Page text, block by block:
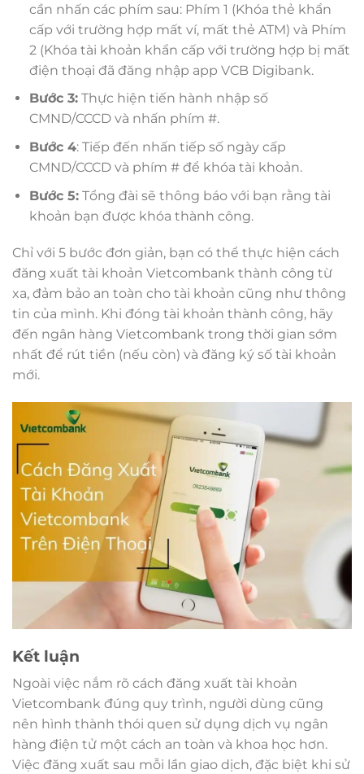
cần nhấn các phím sau: Phím 1 (Khóa thẻ khẩn
cấp với trường hợp mất ví, mất thẻ ATM) và Phím
2 (Khóa tài khoản khẩn cấp với trường hợp bị mất
điện thoại đã đăng nhập app VCB Digibank.
Bước 3:Thực hiện tiến hành nhập số
CMND/CCCD và nhấn phím #.
Bước 4: Tiếp đến nhấn tiếp số ngày cấp
CMND/CCCD và phím # để khóa tài khoản.
Bước 5:Tổng đài sẽ thông báo với bạn rằng tài
khoản bạn được khóa thành công.
Chỉ với 5 bước đơn giản, bạn có thể thực hiện cách
đăng xuất tài khoản Vietcombank thành công từ
xa, đảm bảo an toàn cho tài khoản cũng như thông
tin của mình. Khi đóng tài khoản thành công, hãy
đến ngân hàng Vietcombank trong thời gian sớm
nhất để rút tiền (nếu còn) và đăng ký số tài khoản
mới.
Kết luận
Ngoài việc nắm rõ cách đăng xuất tài khoản
Vietcombank đúng quy trình, người dùng cũng
nên hình thành thói quen sử dụng dịch vụ ngân
hàng điện tử một cách an toàn và khoa học hơn.
Việc đăng xuất sau mỗi lần giao dịch, đặc biệt khi sử